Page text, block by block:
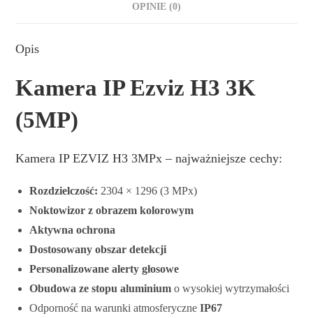
OPINIE (0)
Opis
Kamera IP Ezviz H3 3K
(5MP)
Kamera IP EZVIZ H3 3MPx – najważniejsze cechy:
Rozdzielczość: 2304 × 1296 (3 MPx)
Noktowizor z obrazem kolorowym
Aktywna ochrona
Dostosowany obszar detekcji
Personalizowane alerty głosowe
Obudowa ze stopu aluminium o wysokiej wytrzymałości
Odporność na warunki atmosferyczneIP67